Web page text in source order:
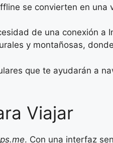
se convierten en una
de una conexión a
y montañosas,
que te ayudarán a
Viajar
. Con una interfaz